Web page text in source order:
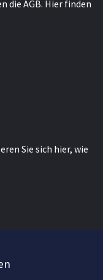
die AGB. Hier finden
Sie sich hier, wie